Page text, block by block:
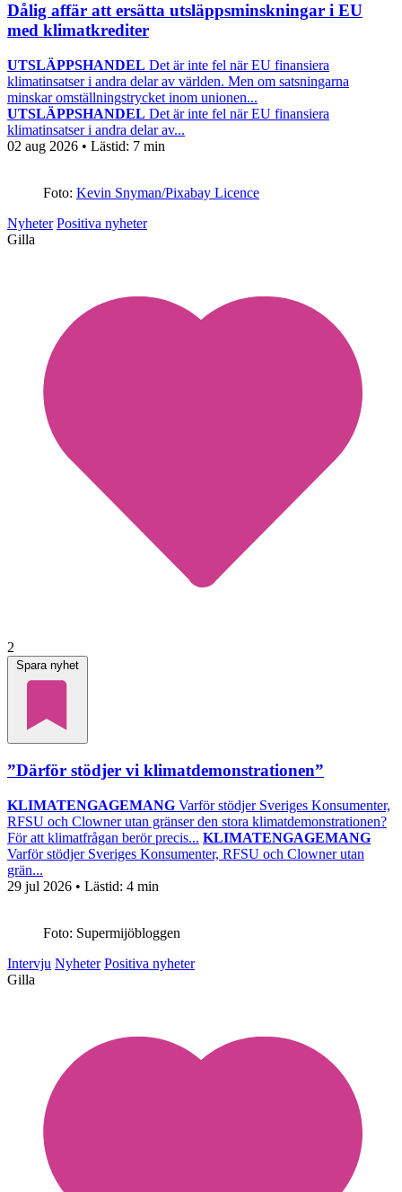
Dålig affär att ersätta utsläppsminskningar i EU
med klimatkrediter
UTSLÄPPSHANDEL Det är inte fel när EU finansiera
klimatinsatser i andra delar av världen. Men om satsningarna
minskar omställningstrycket inom unionen...
UTSLÄPPSHANDEL Det är inte fel när EU finansiera
klimatinsatser i andra delar av...
02 aug 2026 • Lästid: 7 min
Foto: Kevin Snyman/Pixabay Licence
Nyheter Positiva nyheter
Gilla
2
Spara nyhet
”Därför stödjer vi klimatdemonstrationen”
KLIMATENGAGEMANG Varför stödjer Sveriges Konsumenter,
RFSU och Clowner utan gränser den stora klimatdemonstrationen?
För att klimatfrågan berör precis... KLIMATENGAGEMANG
Varför stödjer Sveriges Konsumenter, RFSU och Clowner utan
grän...
29 jul 2026 • Lästid: 4 min
Foto: Supermijöbloggen
Intervju Nyheter Positiva nyheter
Gilla